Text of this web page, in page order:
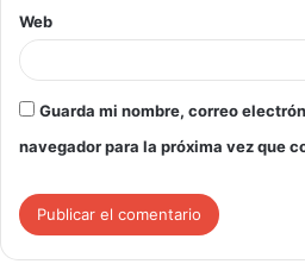
Web
Guarda mi nombre, correo
navegador para la próxima vez que